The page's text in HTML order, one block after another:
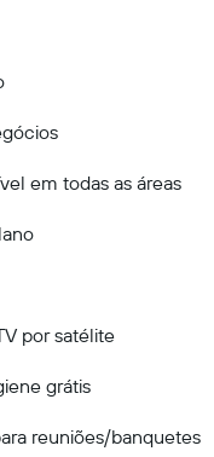
em todas as áreas
por satélite
grátis
reuniões/banquetes